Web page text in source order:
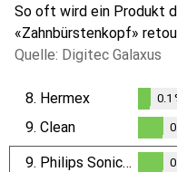
So oft wird ein Produkt
«Zahnbürstenkopf»
Quelle: Digitec Galaxus
8. Hermex
%
0.1
9. Clean
0.2%
9. Philips Sonicare